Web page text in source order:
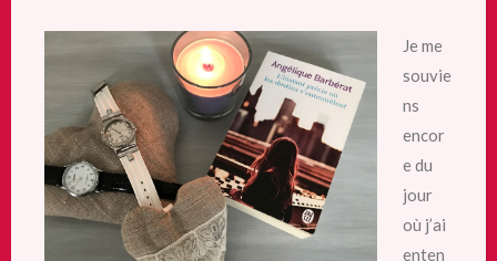
Je me
souvie
ns
encor
e du
jour
où j’ai
enten